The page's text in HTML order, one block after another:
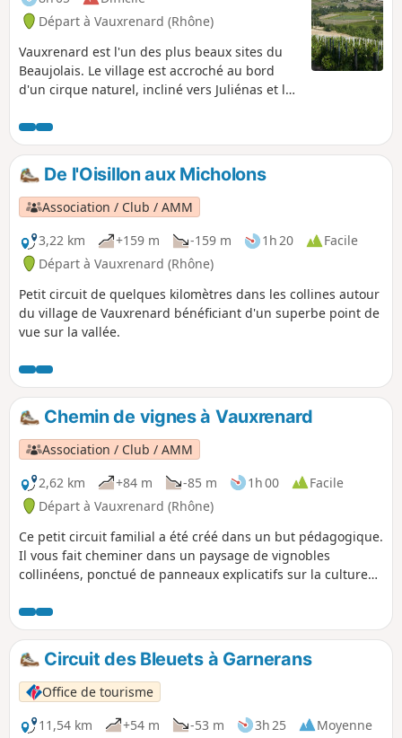
Départ à Vauxrenard (Rhône)
Vauxrenard est l'un des plus beaux sites du
Beaujolais. Le village est accroché au bord
d'un cirque naturel, incliné vers Juliénas et la
un parcours varié entre vignes pentues, forêts
magnifiques et points de vue panoramiques
jusqu'aux Alpes par temps clair.
De l'Oisillon aux Micholons
Association / Club / AMM
3,22 km
+159 m -159 m 1h 20
Facile
Départ à Vauxrenard (Rhône)
Petit circuit de quelques kilomètres dans les collines autour
du village de Vauxrenard bénéficiant d'un superbe point de
vue sur la vallée.
Chemin de vignes à Vauxrenard
Association / Club / AMM
2,62 km
+84 m -85 m 1h 00
Facile
Départ à Vauxrenard (Rhône)
Ce petit circuit familial a été créé dans un but pédagogique.
Il vous fait cheminer dans un paysage de vignobles
collinéens, ponctué de panneaux explicatifs sur la culture
Saône, il serpente à la limite de la vigne, entre prairies et
forêts. L'abandon de la culture du vignoble sur les pentes
les plus raides permet de découvrir la végétation pionnière,
très diversifiée, qui occupe, désormais, les parcelles.
Circuit des Bleuets à Garnerans
Office de tourisme
11,54 km
+54 m -53 m 3h 25
Moyenne